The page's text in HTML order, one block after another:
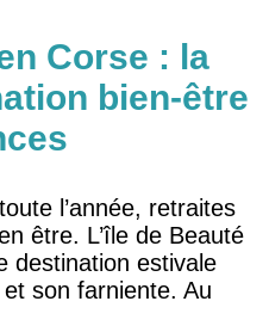
Corse : la
bien-être
l’année, retraites
être. L’île de Beauté
destination estivale
son farniente. Au